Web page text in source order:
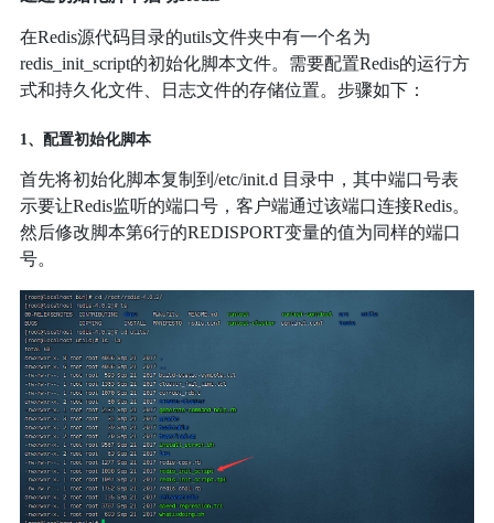
在Redis源代码目录的utils文件夹中有一个名为
redis_init_script的初始化脚本文件。需要配置Redis的运行方
式和持久化文件、日志文件的存储位置。步骤如下：
1、配置初始化脚本
首先将初始化脚本复制到/etc/init.d 目录中，其中端口号表
示要让Redis监听的端口号，客户端通过该端口连接Redis。
然后修改脚本第6行的REDISPORT变量的值为同样的端口
号。